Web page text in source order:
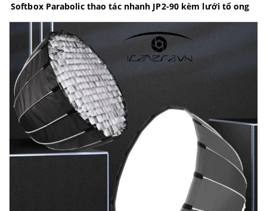
Softbox Parabolic thao tác nhanh JP2-90 kèm lưới tổ ong